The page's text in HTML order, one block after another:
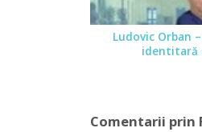
Ludovic Orban
identitară
Comentarii prin